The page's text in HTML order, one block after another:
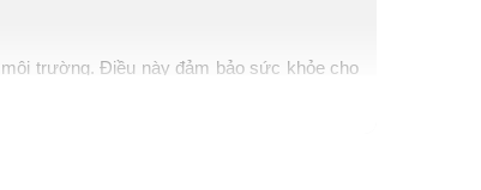
trường. Điều này đảm bảo sức khỏe cho